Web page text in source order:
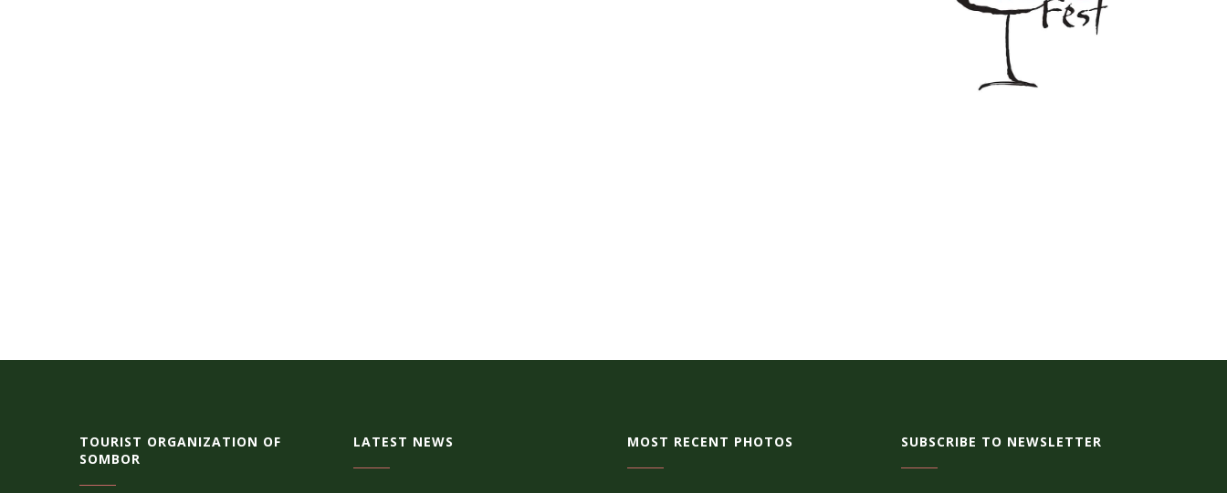
TOURIST ORGANIZATION OF
SOMBOR
LATEST NEWS MOST RECENT PHOTOS SUBSCRIBE TO NEWSLETTER